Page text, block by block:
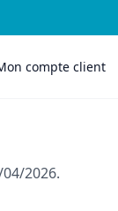
compte client
2026.